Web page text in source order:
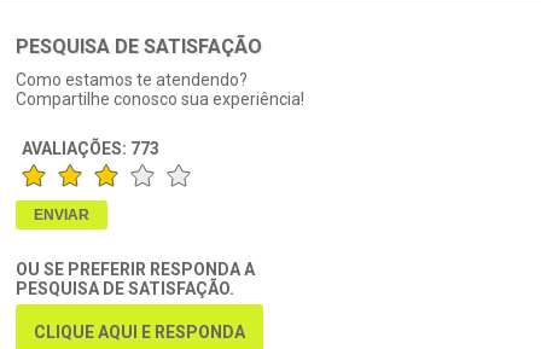
PESQUISA DE SATISFAÇÃO
Como estamos te atendendo?
Compartilhe conosco sua experiência!
AVALIAÇÕES: 773
OU SE PREFERIR RESPONDA A
PESQUISA DE SATISFAÇÃO.
CLIQUE AQUI E RESPONDA